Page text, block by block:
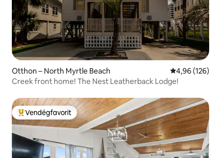
Otthon – North Myrtle Beach Átlagos
4,96 (126)
Creek front home! The Nest Leatherback Lodge!
Kiemelt vendégfavorit
Vendégfavorit